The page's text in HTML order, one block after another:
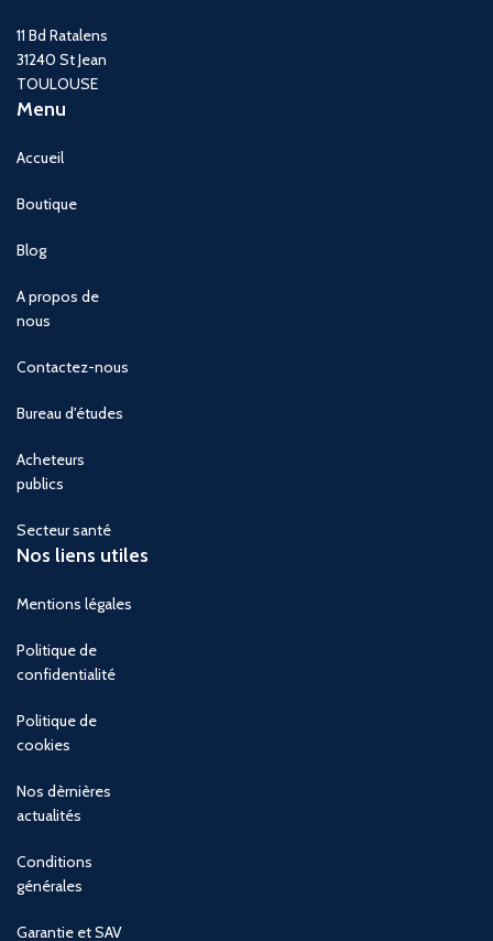
11 Bd Ratalens
31240 St Jean
TOULOUSE
Menu
Accueil
Boutique
Blog
A propos de
nous
Contactez-nous
Bureau d'études
Acheteurs
publics
Secteur santé
Nos liens utiles
Mentions légales
Politique de
confidentialité
Politique de
cookies
Nos dèrnières
actualités
Conditions
générales
Garantie et SAV